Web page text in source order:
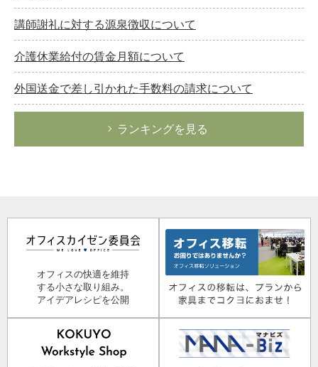
講師謝礼に対する源泉徴収について
介護休業給付の賃金月額について
外国送金で差し引かれた手数料の請求について
ランキングを見る
オフィスの快適を維持
する小さな取り組み。
アイデアレシピを公開